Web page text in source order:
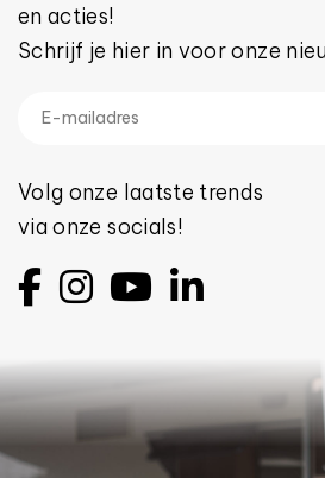
en acties!
Schrijf je hier in voor onze
Volg onze laatste trends
via onze socials!